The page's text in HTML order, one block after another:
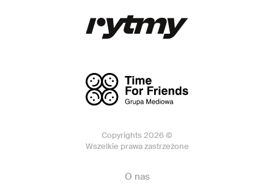
Copyrights 2026 ©
Wszelkie prawa zastrzeżone
O nas